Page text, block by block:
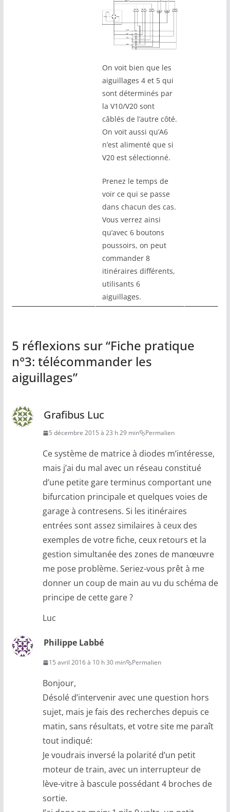
On voit bien que les
aiguillages 4 et 5 qui
sont déterminés par
la V10/V20 sont
câblés de l’autre côté.
On voit aussi qu’A6
n’est alimenté que si
V20 est sélectionné.
Prenez le temps de
voir ce qui se passe
dans chacun des cas.
Vous verrez ainsi
qu’avec 6 boutons
poussoirs, on peut
commander 8
itinéraires différents,
utilisants 6
aiguillages.
5 réflexions sur “Fiche pratique
n°3: télécommander les
aiguillages”
Grafibus Luc
5 décembre 2015 à 23 h 29 min Permalien
Ce système de matrice à diodes m’intéresse,
mais j’ai du mal avec un réseau constitué
d’une petite gare terminus comportant une
bifurcation principale et quelques voies de
garage à contresens. Si les itinéraires
entrées sont assez similaires à ceux des
exemples de votre fiche, ceux retours et la
gestion simultanée des zones de manœuvre
me pose problème. Seriez-vous prêt à me
donner un coup de main au vu du schéma de
principe de cette gare ?
Luc
Philippe Labbé
15 avril 2016 à 10 h 30 min Permalien
Bonjour,
Désolé d’intervenir avec une question hors
sujet, mais je fais des recherches depuis ce
matin, sans résultats, et votre site me paraît
tout indiqué:
Je voudrais inversé la polarité d’un petit
moteur de train, avec un interrupteur de
lève-vitre à bascule possédant 4 broches de
sortie.